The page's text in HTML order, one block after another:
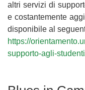
altri servizi di
e costantemente
disponibile al
https://
supporto-agli-